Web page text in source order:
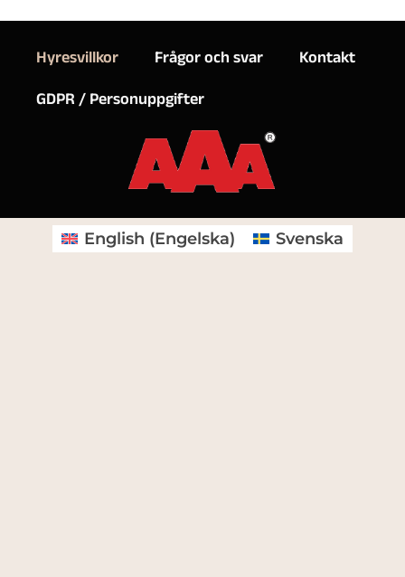
Hyresvillkor Frågor och svar
Kontakt
GDPR / Personuppgifter
English (Engelska) Svenska